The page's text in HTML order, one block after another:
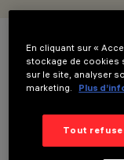
COULEUR
En cliquant sur «
stockage de cookies
sur le site, analyser
marketing.
Plus
Tout